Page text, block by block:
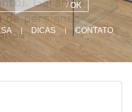
| DICAS | CONTATO